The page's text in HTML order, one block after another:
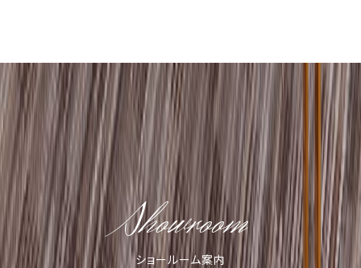
Showroom
ショールーム案内